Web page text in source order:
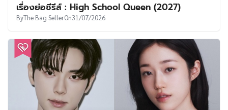
เรื่องย่อซีรีส์ : High School Queen (2027)
ByThe Bag SellerOn31/07/2026